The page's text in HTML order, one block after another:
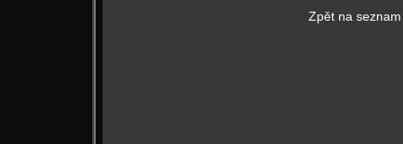
Zpět na seznam